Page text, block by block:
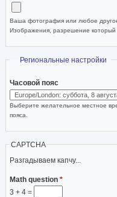
Ваша фотография или любое другое
Изображения, разрешение
Скрыть
Региональные настройки
Часовой пояс
Выберите желательное местное
пояса.
CAPTCHA
Разгадываем капчу...
Math question *
3 + 4 =